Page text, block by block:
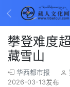
攀登难度
藏雪山
华西都市报
2026-03-13发布